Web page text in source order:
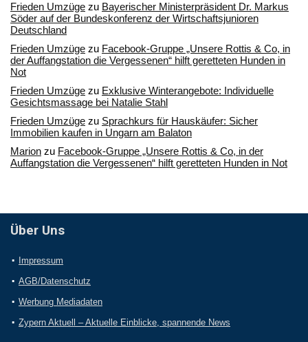
Frieden Umzüge zu Bayerischer Ministerpräsident Dr. Markus
Söder auf der Bundeskonferenz der Wirtschaftsjunioren
Deutschland
Frieden Umzüge zu Facebook-Gruppe „Unsere Rottis & Co, in
der Auffangstation die Vergessenen“ hilft geretteten Hunden in
Not
Frieden Umzüge zu Exklusive Winterangebote: Individuelle
Gesichtsmassage bei Natalie Stahl
Frieden Umzüge zu Sprachkurs für Hauskäufer: Sicher
Immobilien kaufen in Ungarn am Balaton
Marion zu Facebook-Gruppe „Unsere Rottis & Co, in der
Auffangstation die Vergessenen“ hilft geretteten Hunden in Not
Über Uns
Impressum
AGB/Datenschutz
Werbung Mediadaten
Zypern Aktuell – Aktuelle Einblicke, spannende News